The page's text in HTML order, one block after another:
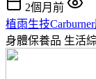
2個月前
植雨生技
身體保養品 生活